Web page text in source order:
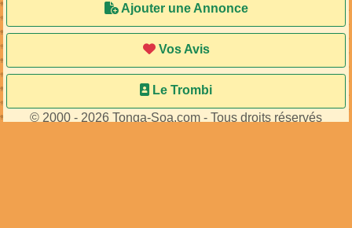
Ajouter une Annonce
Vos Avis
Le Trombi
© 2000 - 2026 Tonga-Soa.com - Tous droits réservés